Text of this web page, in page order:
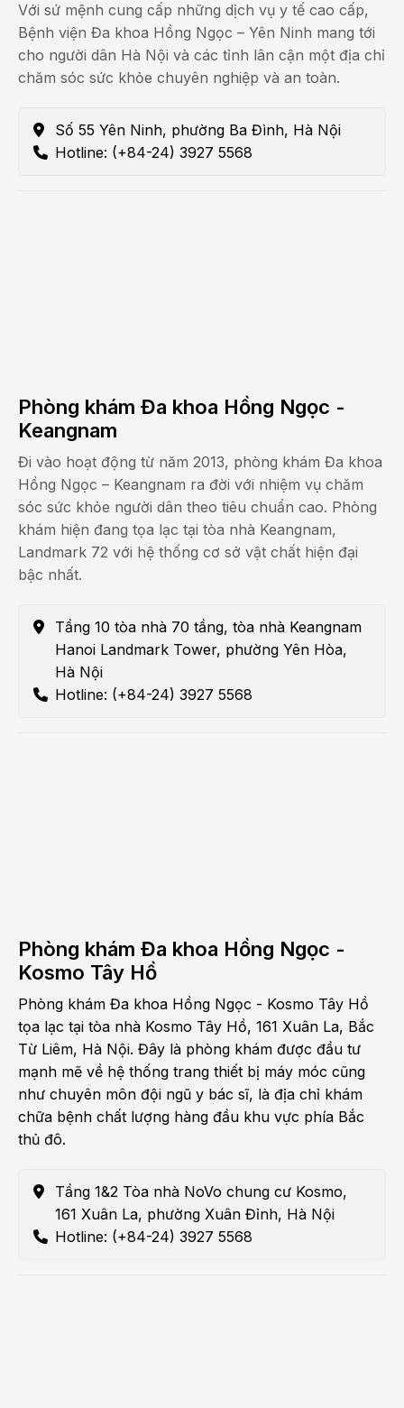
Với sứ mệnh cung cấp những dịch vụ y tế cao cấp,
Bệnh viện Đa khoa Hồng Ngọc – Yên Ninh mang tới
cho người dân Hà Nội và các tỉnh lân cận một địa chỉ
chăm sóc sức khỏe chuyên nghiệp và an toàn.
Số 55 Yên Ninh, phường Ba Đình, Hà Nội
Hotline: (+84-24) 3927 5568
Phòng khám Đa khoa Hồng Ngọc -
Keangnam
Đi vào hoạt động từ năm 2013, phòng khám Đa khoa
Hồng Ngọc – Keangnam ra đời với nhiệm vụ chăm
sóc sức khỏe người dân theo tiêu chuẩn cao. Phòng
khám hiện đang tọa lạc tại tòa nhà Keangnam,
Landmark 72 với hệ thống cơ sở vật chất hiện đại
bậc nhất.
Tầng 10 tòa nhà 70 tầng, tòa nhà Keangnam
Hanoi Landmark Tower, phường Yên Hòa,
Hà Nội
Hotline: (+84-24) 3927 5568
Phòng khám Đa khoa Hồng Ngọc -
Kosmo Tây Hồ
Phòng khám Đa khoa Hồng Ngọc - Kosmo Tây Hồ
tọa lạc tại tòa nhà Kosmo Tây Hồ, 161 Xuân La, Bắc
Từ Liêm, Hà Nội. Đây là phòng khám được đầu tư
mạnh mẽ về hệ thống trang thiết bị máy móc cũng
như chuyên môn đội ngũ y bác sĩ, là địa chỉ khám
chữa bệnh chất lượng hàng đầu khu vực phía Bắc
thủ đô.
Tầng 1&2 Tòa nhà NoVo chung cư Kosmo,
161 Xuân La, phường Xuân Đỉnh, Hà Nội
Hotline: (+84-24) 3927 5568